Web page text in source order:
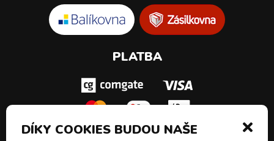
PLATBA
DÍKY COOKIES BUDOU NAŠE